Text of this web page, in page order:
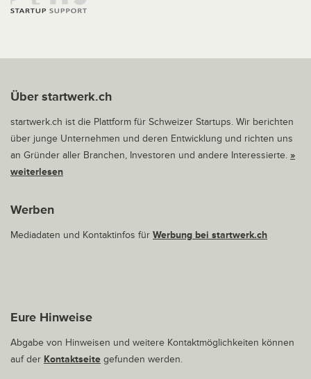
Über startwerk.ch
startwerk.ch ist die Plattform für Schweizer Startups. Wir berichten
über junge Unternehmen und deren Entwicklung und richten uns
an Gründer aller Branchen, Investoren und andere Interessierte. »
weiterlesen
Werben
Mediadaten und Kontaktinfos für Werbung bei startwerk.ch
Eure Hinweise
Abgabe von Hinweisen und weitere Kontaktmöglichkeiten können
auf der Kontaktseite gefunden werden.